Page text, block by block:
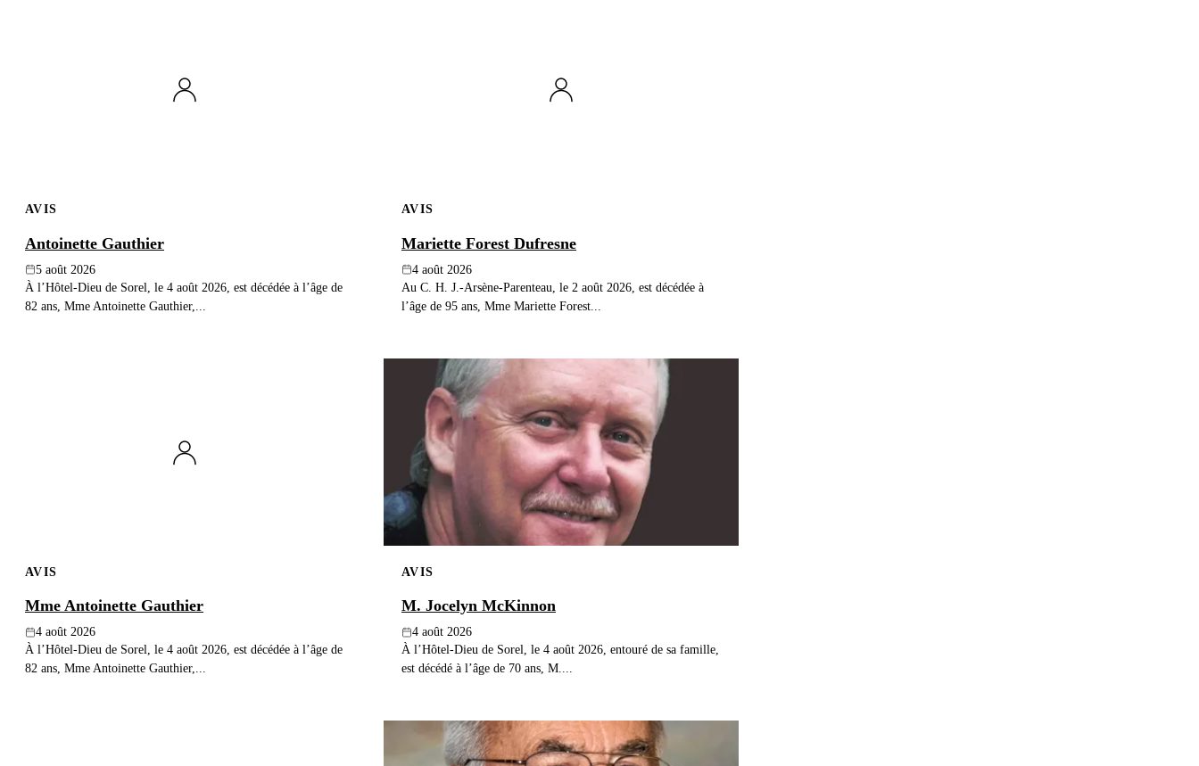
AVIS
Antoinette Gauthier
5 août 2026
À l’Hôtel-Dieu de Sorel, le 4 août 2026, est décédée à l’âge de
82 ans, Mme Antoinette Gauthier,...
AVIS
Mariette Forest Dufresne
4 août 2026
Au C. H. J.-Arsène-Parenteau, le 2 août 2026, est décédée à
l’âge de 95 ans, Mme Mariette Forest...
AVIS
Mme Antoinette Gauthier
4 août 2026
À l’Hôtel-Dieu de Sorel, le 4 août 2026, est décédée à l’âge de
82 ans, Mme Antoinette Gauthier,...
AVIS
M. Jocelyn McKinnon
4 août 2026
À l’Hôtel-Dieu de Sorel, le 4 août 2026, entouré de sa famille,
est décédé à l’âge de 70 ans, M....